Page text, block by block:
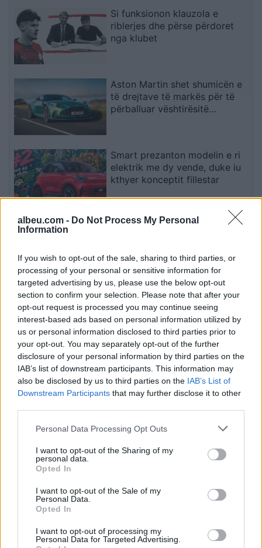
albeu.com - Do Not Process My Personal
Information
If you wish to opt-out of the sale, sharing to third parties, or
processing of your personal or sensitive information for
targeted advertising by us, please use the below opt-out
section to confirm your selection. Please note that after your
opt-out request is processed you may continue seeing
interest-based ads based on personal information utilized by
us or personal information disclosed to third parties prior to
your opt-out. You may separately opt-out of the further
disclosure of your personal information by third parties on the
IAB’s list of downstream participants. This information may
also be disclosed by us to third parties on the IAB’s List of
Downstream Participants that may further disclose it to other
Personal Data Processing Opt Outs
I want to opt-out of the Sharing of my
personal data.
Opted In
I want to opt-out of the Sale of my
Personal Data.
Opted In
I want to opt-out of processing my
Personal Data for Targeted Advertising.
Si funksionon klauzola e
riblerjes dhe përse përdoret
nga klubet
Aston Martin shet shumicën e
të drejtave të markës për të
përballuar vështirësitë
Smart prezanton modelin e ri
elektrik me dy vende, duke iu
kthyer konceptit fillestar
Çfarë tregon sinjali i rrallë me
Esim for Global
for Turkey|Esim for Germany|Esim for Greece |